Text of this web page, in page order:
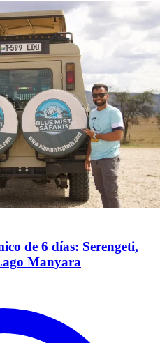
de 6 días: Serengeti,
Manyara